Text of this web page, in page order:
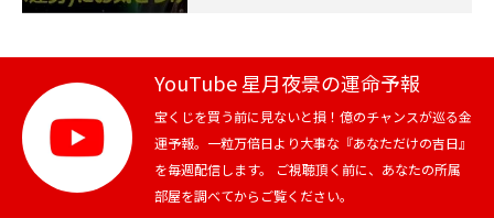
鑑定及び出演依頼
Online Store
YouTube 星月夜景の運命予報
宝くじを買う前に見ないと損！億のチャンスが巡る金
運予報。一粒万倍日より大事な『あなただけの吉日』
を毎週配信します。 ご視聴頂く前に、あなたの所属
部屋を調べてからご覧ください。